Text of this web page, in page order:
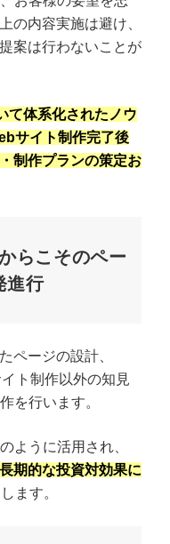
の内容実施は避け、
案は行わないことが
て体系化されたノウ
サイト制作完了後
制作プランの策定お
らこそのペー
進行
ページの設計、
ト制作以外の知見
を行います。
ように活用され、
期的な投資対効果に
ます。